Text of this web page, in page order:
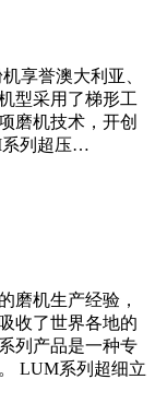
享誉澳大利亚、
型采用了梯形工
磨机技术，开创
系列超压…
磨机生产经验，
收了世界各地的
列产品是一种专
LUM系列超细立